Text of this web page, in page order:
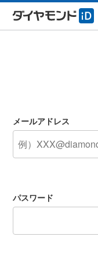
メールアドレス
パスワード